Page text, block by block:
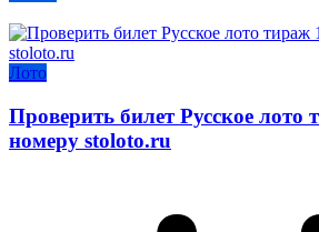
Лото
Проверить билет Русское лото
номеру stoloto.ru